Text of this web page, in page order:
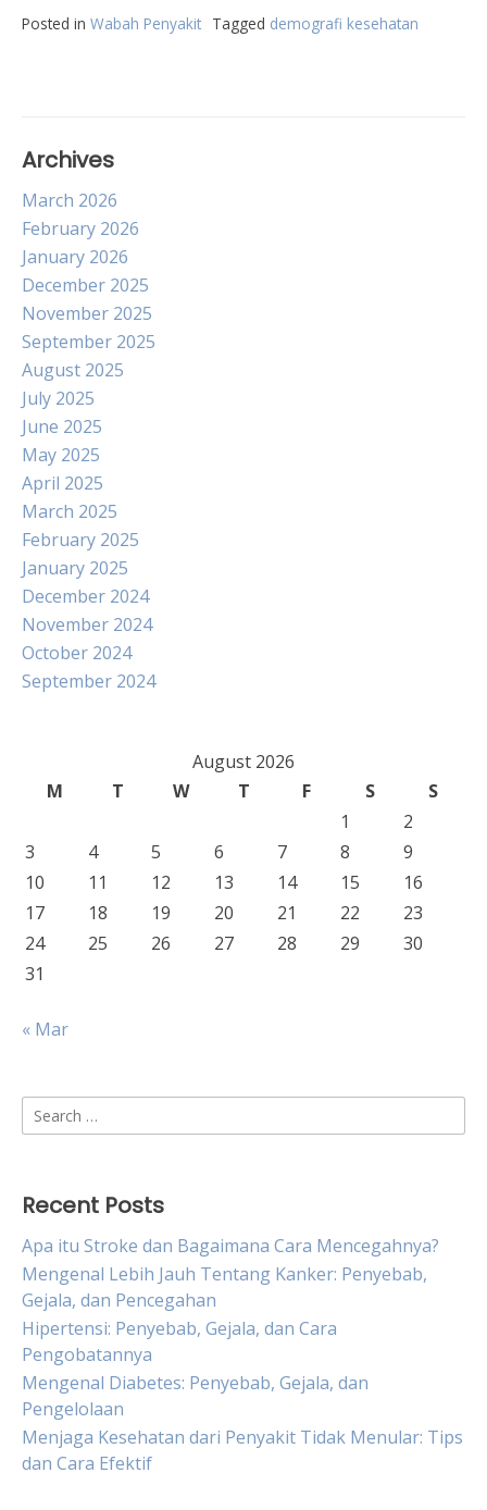
Posted in Wabah Penyakit Tagged demografi kesehatan
Archives
March 2026
February 2026
January 2026
December 2025
November 2025
September 2025
August 2025
July 2025
June 2025
May 2025
April 2025
March 2025
February 2025
January 2025
December 2024
November 2024
October 2024
September 2024
August 2026
M
T W T F S
S
1
2
3
4 5 6 7 8
9
10
11 12 13 14 15
16
17
18 19 20 21 22
23
24
25 26 27 28 29
30
31
« Mar
Search
for:
Recent Posts
Apa itu Stroke dan Bagaimana Cara Mencegahnya?
Mengenal Lebih Jauh Tentang Kanker: Penyebab,
Gejala, dan Pencegahan
Hipertensi: Penyebab, Gejala, dan Cara
Pengobatannya
Mengenal Diabetes: Penyebab, Gejala, dan
Pengelolaan
Menjaga Kesehatan dari Penyakit Tidak Menular: Tips
dan Cara Efektif